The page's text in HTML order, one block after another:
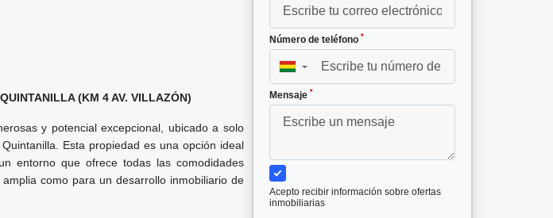
(KM 4 AV. VILLAZÓN)
y potencial excepcional, ubicado a solo
Esta propiedad es una opción ideal
entorno que ofrece todas las comodidades
como para un desarrollo inmobiliario de
Número de teléfono *
▼
Mensaje *
Acepto recibir información sobre ofertas
inmobiliarias